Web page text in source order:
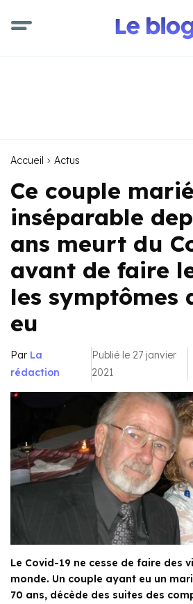
Accueil Actus
Ce couple
inséparable
ans meurt du
avant de faire
les symptômes
eu
Par La
rédaction
Publié le 27 janvier
2021
Le Covid-19 ne cesse de faire des
monde. Un couple ayant eu un
70 ans, décède des suites des